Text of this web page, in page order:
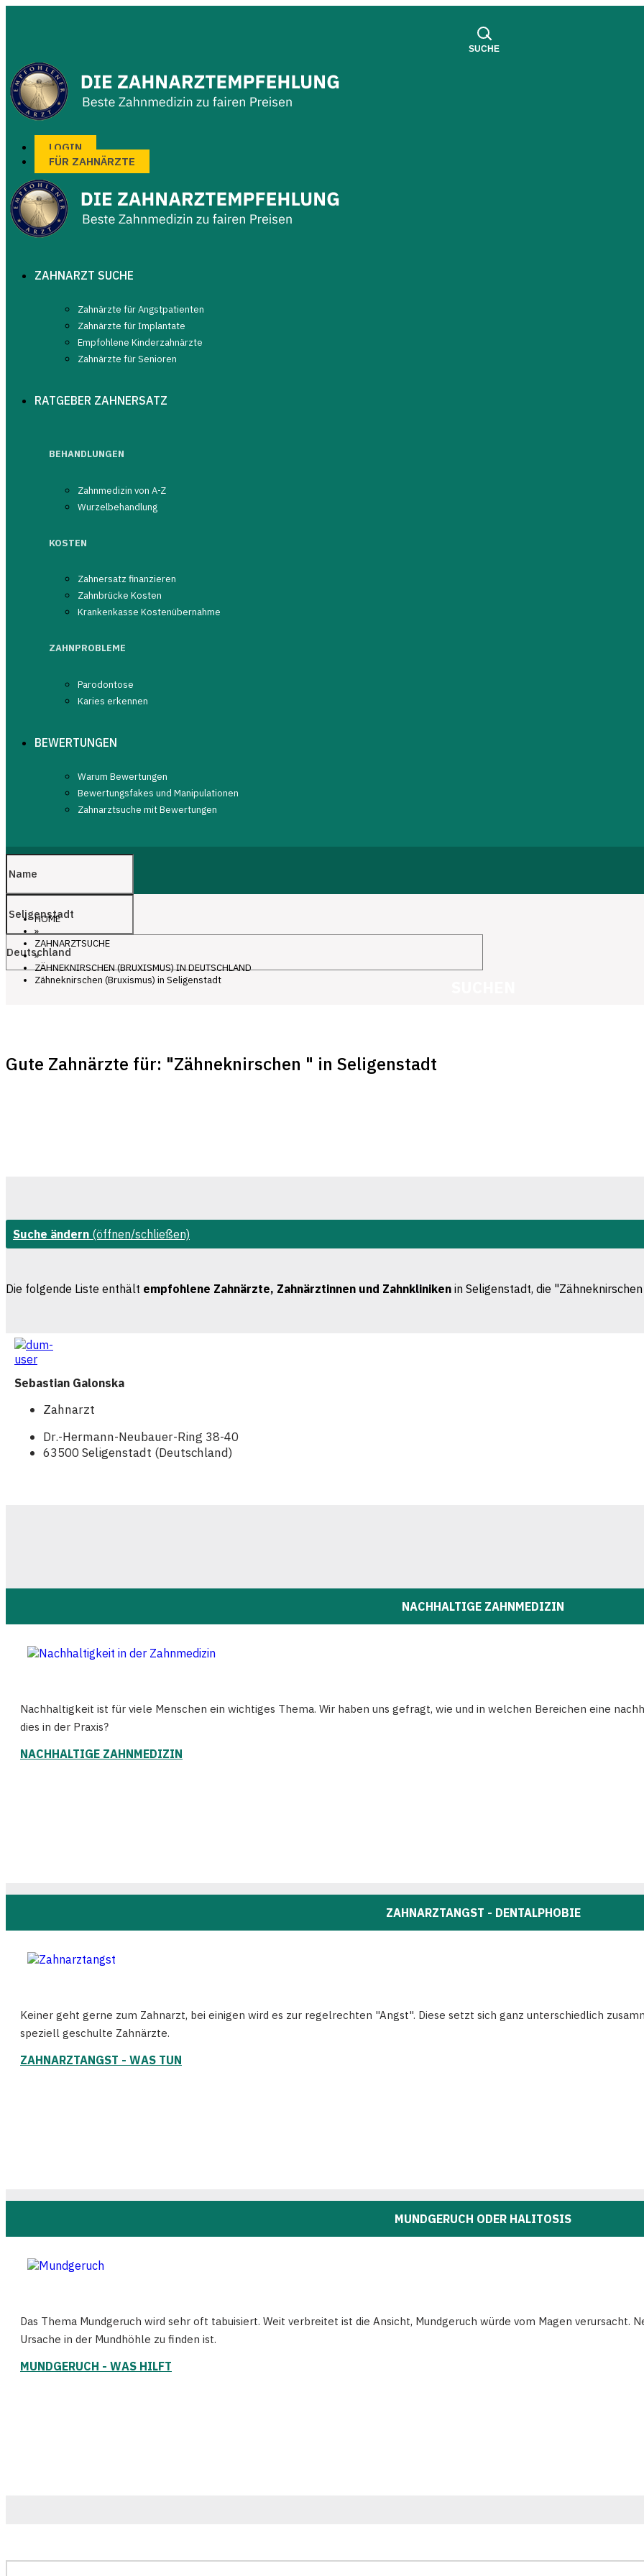
SUCHE
SUCHEN
LOGIN
FÜR ZAHNÄRZTE
ZAHNARZT SUCHE
Zahnärzte für Angstpatienten
Zahnärzte für Implantate
Empfohlene Kinderzahnärzte
Zahnärzte für Senioren
RATGEBER ZAHNERSATZ
BEHANDLUNGEN
Zahnmedizin von A-Z
Wurzelbehandlung
KOSTEN
Zahnersatz finanzieren
Zahnbrücke Kosten
Krankenkasse Kostenübernahme
ZAHNPROBLEME
Parodontose
Karies erkennen
BEWERTUNGEN
Warum Bewertungen
Bewertungsfakes und Manipulationen
Zahnarztsuche mit Bewertungen
HOME
»
ZAHNARZTSUCHE
»
ZÄHNEKNIRSCHEN (BRUXISMUS) IN DEUTSCHLAND
Zähneknirschen (Bruxismus) in Seligenstadt
Gute Zahnärzte für: "Zähneknirschen " in Seligenstadt
Suche ändern (öffnen/schließen)
Die folgende Liste enthält empfohlene Zahnärzte, Zahnärztinnen und Zahnkliniken in Seligenstadt, die
Sebastian Galonska
Zahnarzt
Dr.-Hermann-Neubauer-Ring 38-40
63500 Seligenstadt (Deutschland)
NACHHALTIGE ZAHNMEDIZIN
Nachhaltigkeit ist für viele Menschen ein wichtiges Thema. Wir haben uns gefragt, wie und in welchen Bereichen eine
dies in der Praxis?
NACHHALTIGE ZAHNMEDIZIN
ZAHNARZTANGST - DENTALPHOBIE
Keiner geht gerne zum Zahnarzt, bei einigen wird es zur regelrechten "Angst". Diese setzt sich ganz unterschiedlich
speziell geschulte Zahnärzte.
ZAHNARZTANGST - WAS TUN
MUNDGERUCH ODER HALITOSIS
Das Thema Mundgeruch wird sehr oft tabuisiert. Weit verbreitet ist die Ansicht, Mundgeruch würde vom Magen verursacht.
Ursache in der Mundhöhle zu finden ist.
MUNDGERUCH - WAS HILFT